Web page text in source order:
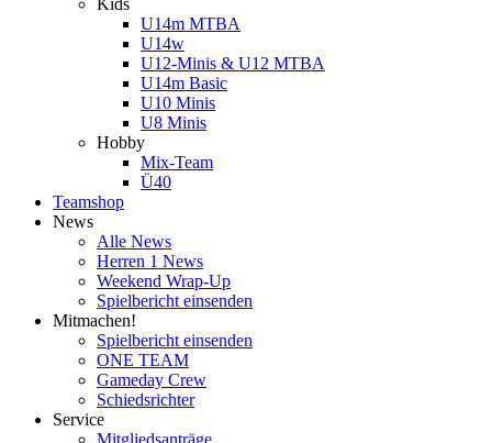
Kids
U14m MTBA
U14w
U12-Minis & U12 MTBA
U14m Basic
U10 Minis
U8 Minis
Hobby
Mix-Team
Ü40
Teamshop
News
Alle News
Herren 1 News
Weekend Wrap-Up
Spielbericht einsenden
Mitmachen!
Spielbericht einsenden
ONE TEAM
Gameday Crew
Schiedsrichter
Service
Mitgliedsanträge